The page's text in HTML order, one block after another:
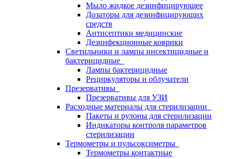
Мыло жидкое дезинфицирующее
Дозаторы для дезинфицирующих
средств
Антисептики медицинские
Дезинфекционные коврики
Светильники и лампы инсектицидные и
бактерицидные
Лампы бактерицидные
Рециркуляторы и облучатели
Презервативы
Презервативы для УЗИ
Расходные материалы для стерилизации
Пакеты и рулоны для стерилизации
Индикаторы контроля параметров
стерилизации
Термометры и пульсоксиметры
Термометры контактные